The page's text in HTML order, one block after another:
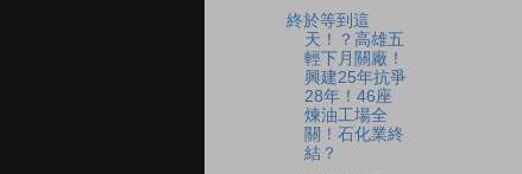
終於等到這
天！？高雄五
輕下月關廠！
興建25年抗爭
28年！46座
煉油工場全
關！石化業終
結？